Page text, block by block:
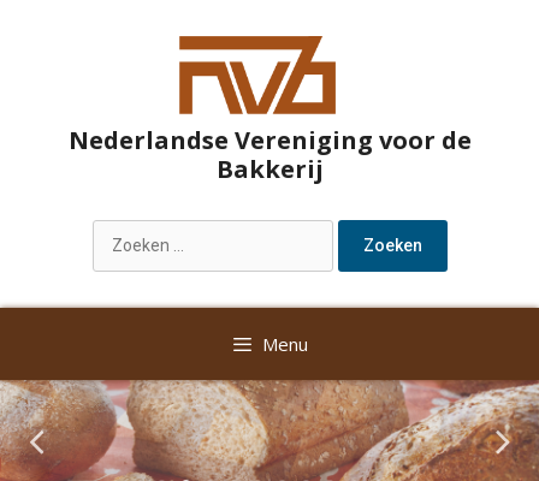
Nederlandse Vereniging voor de
Bakkerij
Menu